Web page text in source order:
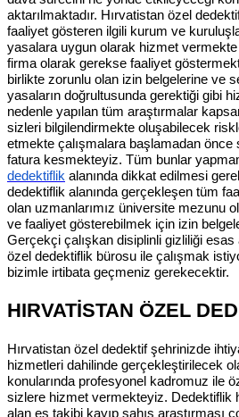
aktarılmaktadır. Hırvatistan özel
faaliyet gösteren ilgili kurum ve
yasalara uygun olarak hizmet
firma olarak gerekse faaliyet
birlikte zorunlu olan izin belgelerine ve
yasaların doğrultusunda gerektiği gibi
nedenle yapılan tüm araştırmalar
sizleri bilgilendirmekte oluşabilecek
etmekte çalışmalara başlamadan
fatura kesmekteyiz. Tüm bunlar
dedektiflik alanında dikkat edilmesi
dedektiflik alanında gerçekleşen tüm
olan uzmanlarımız üniversite mezunu
ve faaliyet gösterebilmek için izin
Gerçekçi çalışkan disiplinli gizliliği
özel dedektiflik bürosu ile çalışmak
bizimle irtibata geçmeniz gerekecektir.
HIRVATİSTAN ÖZEL
Hırvatistan özel dedektif şehrinizde
hizmetleri dahilinde gerçekleştirilecek
konularında profesyonel kadromuz ile
sizlere hizmet vermekteyiz. Dedektiflik
alan eş takibi kayıp şahıs araştırması